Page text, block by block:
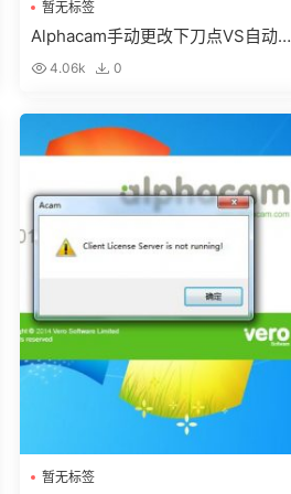
暂无标签
Alphacam手动更改下刀点VS自动更
改下刀点
4.06k 0
暂无标签